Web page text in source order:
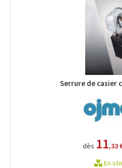
Serrure de casier
dès 11,33
En